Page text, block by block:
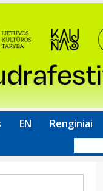
EN Renginiai
forma